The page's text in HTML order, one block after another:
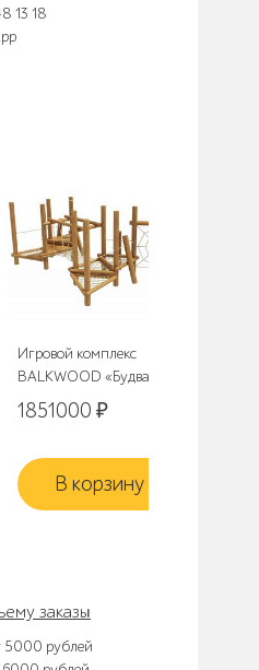
13 18
Игровой комплекс
BALKWOOD «Будва»
1851000 ₽
В корзину
заказы
5000 рублей